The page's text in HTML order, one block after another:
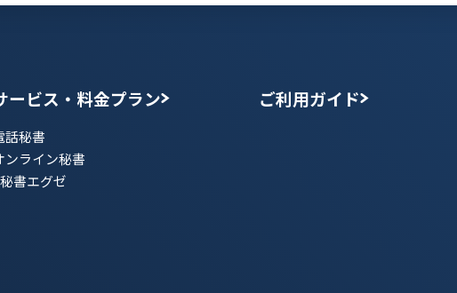
ービス・料金プラン
話秘書
ンライン秘書
書エグゼ
ご利用ガイド